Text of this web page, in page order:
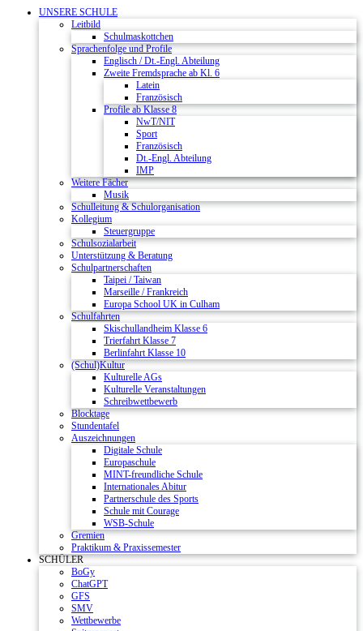
UNSERE SCHULE
Leitbild
Schulmaskottchen
Sprachenfolge und Profile
Englisch / Dt.-Engl. Abteilung
Zweite Fremdsprache ab Kl. 6
Latein
Französisch
Profile ab Klasse 8
NwT/NIT
Sport
Französisch
Dt.-Engl. Abteilung
IMP
Weitere Fächer
Musik
Schulleitung & Schulorganisation
Kollegium
Steuergruppe
Schulsozialarbeit
Unterstützung & Beratung
Schulpartnerschaften
Taipei / Taiwan
Marseille / Frankreich
Europa School UK in Culham
Schulfahrten
Skischullandheim Klasse 6
Trierfahrt Klasse 7
Berlinfahrt Klasse 10
(Schul)Kultur
Kulturelle AGs
Kulturelle Veranstaltungen
Schreibwettbewerb
Blocktage
Stundentafel
Auszeichnungen
Digitale Schule
Europaschule
MINT-freundliche Schule
Internationales Abitur
Partnerschule des Sports
Schule mit Courage
WSB-Schule
Gremien
Praktikum & Praxissemester
SCHÜLER
BoGy
ChatGPT
GFS
SMV
Wettbewerbe